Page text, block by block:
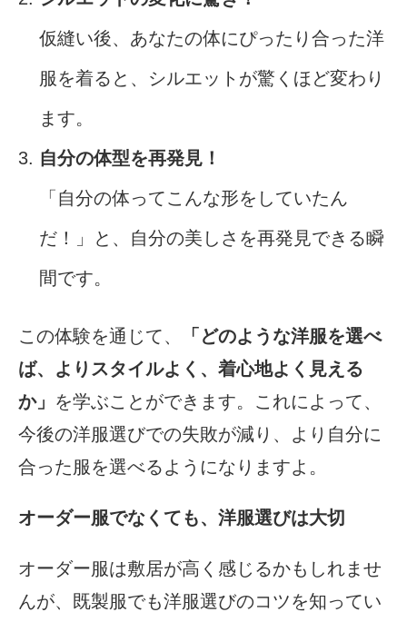
仮縫い後、あなたの体にぴったり合った洋
服を着ると、シルエットが驚くほど変わり
ます。
自分の体型を再発見！
「自分の体ってこんな形をしていたん
だ！」と、自分の美しさを再発見できる瞬
間です。
この体験を通じて、
「どのような洋服を選べ
ば、よりスタイルよく、着心地よく見える
か」 を学ぶことができます。これによって、
今後の洋服選びでの失敗が減り、より自分に
合った服を選べるようになりますよ。
オーダー服でなくても、洋服選びは大切
オーダー服は敷居が高く感じるかもしれませ
んが、既製服でも洋服選びのコツを知ってい